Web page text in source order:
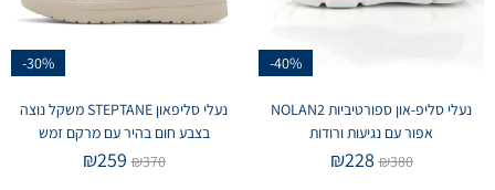
-40%
נעלי סליפ-און ספורטיביות NOLAN2
אפור עם נגיעות ורודות
₪380
₪228
-30%
נעלי סליפאון STEPTANE משקל נוצה
בצבע חום בהיר עם מרקם זמש
₪370
₪259